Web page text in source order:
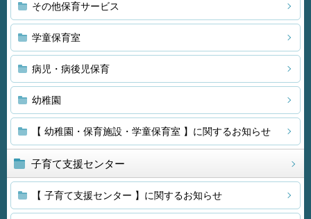
その他保育サービス
学童保育室
病児・病後児保育
幼稚園
【 幼稚園・保育施設・学童保育室 】に関するお知らせ
子育て支援センター
【 子育て支援センター 】に関するお知らせ